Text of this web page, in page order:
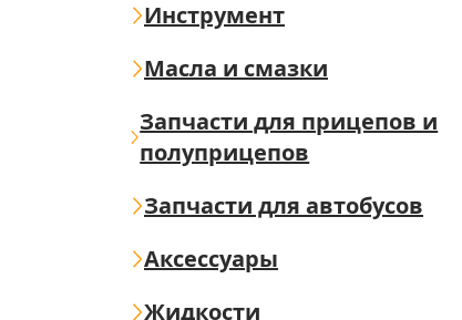
Инструмент
Масла и смазки
Запчасти для прицепов и
полуприцепов
Запчасти для автобусов
Аксессуары
Жидкости